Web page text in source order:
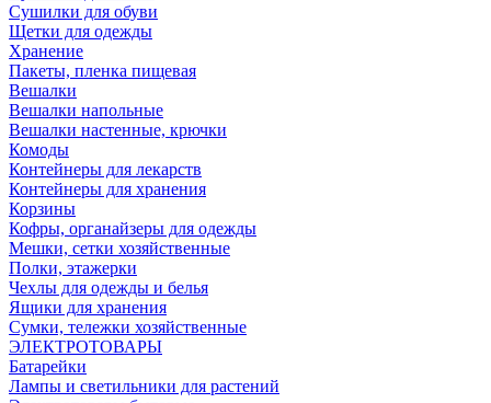
Сушилки для обуви
Щетки для одежды
Хранение
Пакеты, пленка пищевая
Вешалки
Вешалки напольные
Вешалки настенные, крючки
Комоды
Контейнеры для лекарств
Контейнеры для хранения
Корзины
Кофры, органайзеры для одежды
Мешки, сетки хозяйственные
Полки, этажерки
Чехлы для одежды и белья
Ящики для хранения
Сумки, тележки хозяйственные
ЭЛЕКТРОТОВАРЫ
Батарейки
Лампы и светильники для растений